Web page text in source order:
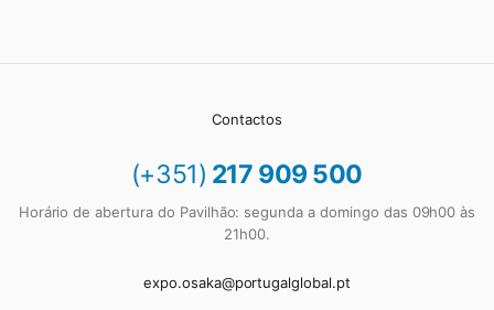
Contactos
(+351) 217 909 500
Horário de abertura do Pavilhão: segunda a domingo das 09h00 às
21h00.
expo.osaka@portugalglobal.pt